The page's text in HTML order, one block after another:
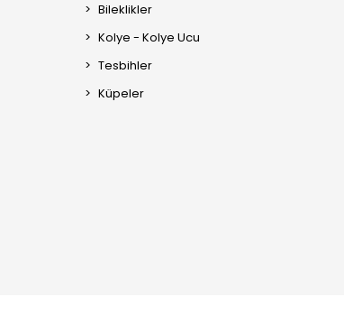
Bileklikler
Kolye - Kolye Ucu
Tesbihler
Küpeler